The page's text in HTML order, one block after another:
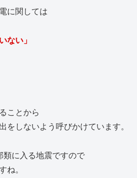
に関しては
ない」
ことから
をしないよう呼びかけています。
に入る地震ですので
ね。